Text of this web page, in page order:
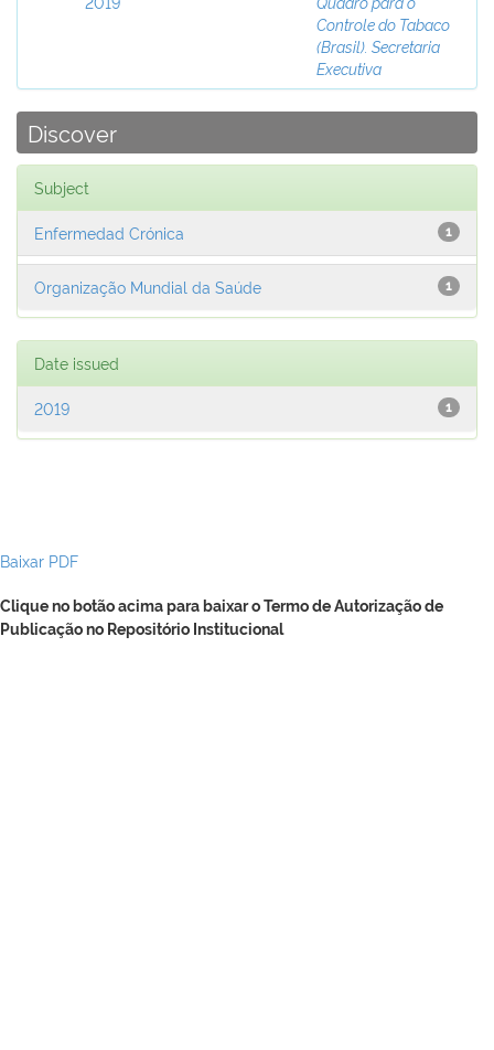
Controle do Tabaco
(Brasil). Secretaria
Executiva
Discover
Subject
1
Enfermedad Crónica
1
Organização Mundial da Saúde
Date issued
1
2019
Baixar PDF
Clique no botão acima para baixar o Termo de Autorização de
Publicação no Repositório Institucional